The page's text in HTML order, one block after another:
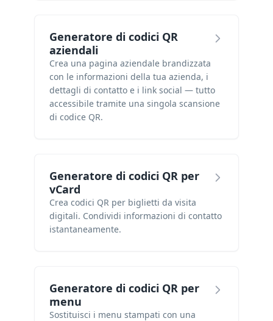
Generatore di codici QR
aziendali
Crea una pagina aziendale brandizzata
con le informazioni della tua azienda, i
dettagli di contatto e i link social — tutto
accessibile tramite una singola scansione
di codice QR.
Generatore di codici QR per
vCard
Crea codici QR per biglietti da visita
digitali. Condividi informazioni di contatto
istantaneamente.
Generatore di codici QR per
menu
Sostituisci i menu stampati con una